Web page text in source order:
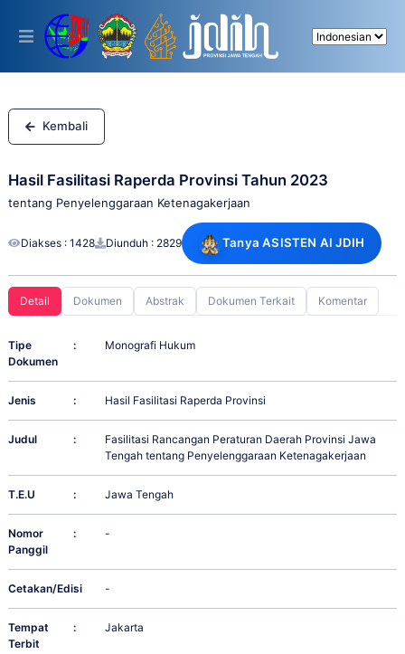
This
includes
accessibility
system.
Kembali
Hasil Fasilitasi Raperda Provinsi Tahun 2023
tentang Penyelenggaraan Ketenagakerjaan
Diakses : 1428 Diunduh : 2829 Tanya ASISTEN AI JDIH
Detail Dokumen Abstrak Dokumen Terkait Komentar
Tipe
Dokumen
: Monografi Hukum
Jenis : Hasil Fasilitasi Raperda Provinsi
Judul :
Fasilitasi Rancangan Peraturan Daerah Provinsi Jawa
Tengah tentang Penyelenggaraan Ketenagakerjaan
T.E.U : Jawa Tengah
Nomor
Panggil
: -
Cetakan/Edisi
: -
Tempat
Terbit
: Jakarta